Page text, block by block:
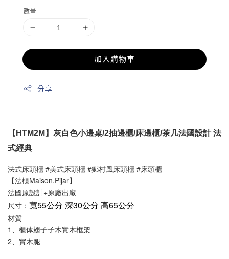
數量
加入購物車
分享
【HTM2M】灰白色小邊桌/2抽邊櫃/床邊櫃/茶几法國設計 法
式經典
法式床頭櫃 #美式床頭櫃 #鄉村風床頭櫃 #床頭櫃
【法櫃Maison.Pijar】
法國原設計+原廠出廠
尺寸： 寬55公分 深30公分 高65公分
材質
1、櫃体翅子子木實木框架
2、實木腿